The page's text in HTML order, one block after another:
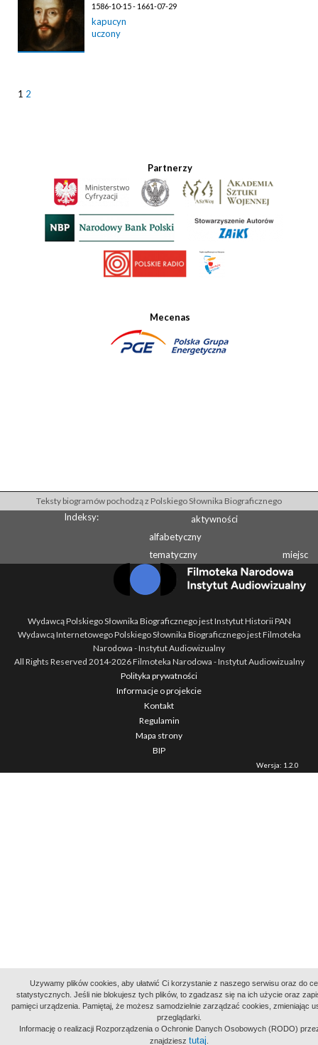
1586-10-15 - 1661-07-29
kapucyn
uczony
1 2
Partnerzy
Mecenas
Uzywamy plików cookies, aby ułatwić Ci korzystanie z naszego serwisu oraz do
statystycznych. Jeśli nie blokujesz tych plików, to zgadzasz się na ich użycie oraz
pamięci urządzenia. Pamiętaj, że możesz samodzielnie zarządzać cookies, zmieniając
przeglądarki.
Informację o realizacji Rozporządzenia o Ochronie Danych Osobowych (RODO)
znajdziesz tutaj
Teksty biogramów pochodzą z Polskiego Słownika Biograficznego
Indeksy:
aktywności
alfabetyczny
tematyczny
miejsc
Wydawcą Polskiego Słownika Biograficznego jest Instytut Historii PAN
Wydawcą Internetowego Polskiego Słownika Biograficznego jest Filmoteka
Narodowa - Instytut Audiowizualny
All Rights Reserved 2014-2026Filmoteka Narodowa - Instytut Audiowizualny
Polityka prywatności
Informacje o projekcie
Kontakt
Regulamin
Mapa strony
BIP
Wersja: 1.2.0